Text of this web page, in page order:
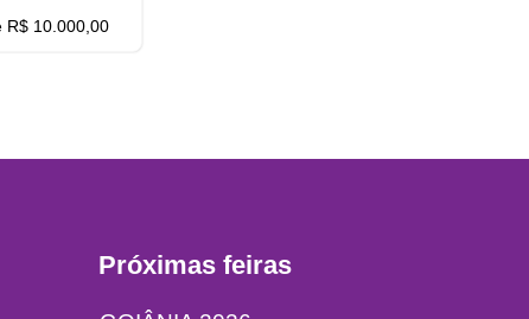
R$ 10.000,00
Próximas feiras